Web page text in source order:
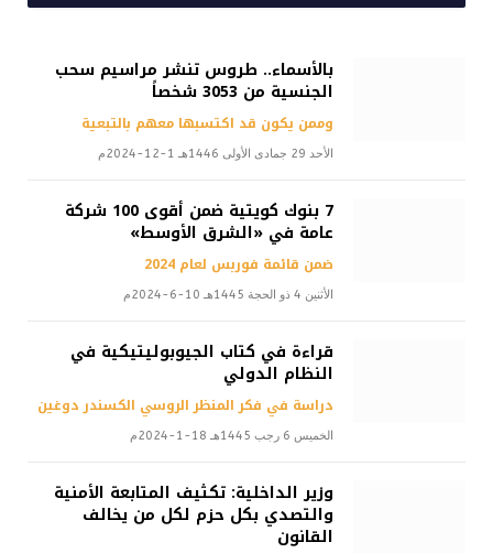
بالأسماء.. طروس تنشر مراسيم سحب
الجنسية من 3053 شخصاً
وممن يكون قد اكتسبها معهم بالتبعية
الأحد 29 جمادى الأولى 1446هـ 1-12-2024م
7 بنوك كويتية ضمن أقوى 100 شركة
عامة في «الشرق الأوسط»
ضمن قائمة فوربس لعام 2024
الأثنين 4 ذو الحجة 1445هـ 10-6-2024م
قراءة في كتاب الجيوبوليتيكية في
النظام الدولي
دراسة في فكر المنظر الروسي الكسندر دوغين
الخميس 6 رجب 1445هـ 18-1-2024م
وزير الداخلية: تكثيف المتابعة الأمنية
والتصدي بكل حزم لكل من يخالف
القانون